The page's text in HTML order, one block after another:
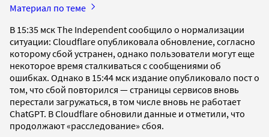
Материал по теме
В 15:35 мск The Independent сообщило о нормализации
ситуации: Cloudflare опубликовала обновление, согласно
которому сбой устранен, однако пользователи могут еще
некоторое время сталкиваться с сообщениями об
ошибках. Однако в 15:44 мск издание опубликовало пост о
том, что сбой повторился — страницы сервисов вновь
перестали загружаться, в том числе вновь не работает
ChatGPT. В Cloudflare обновили данные и отметили, что
продолжают «расследование» сбоя.